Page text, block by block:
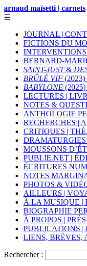
arnaud maïsetti | carnets
☰
JOURNAL |
FICTIONS DU
BERNARD-
SAINT-JUST &
BRÛLÉ VIF
BABYLONE
LECTURES |
NOTES &
ANTHOLOGIE
RECHERCHES |
CRITIQUES |
MOUSSONS
PUBLIE.NET |
ÉCRITURES
NOTES
PHOTOS &
AILLEURS |
À LA MUSIQUE |
BIOGRAPHIE
À PROPOS |
PUBLICATIONS |
LIENS, BRÈVES,
Rechercher :